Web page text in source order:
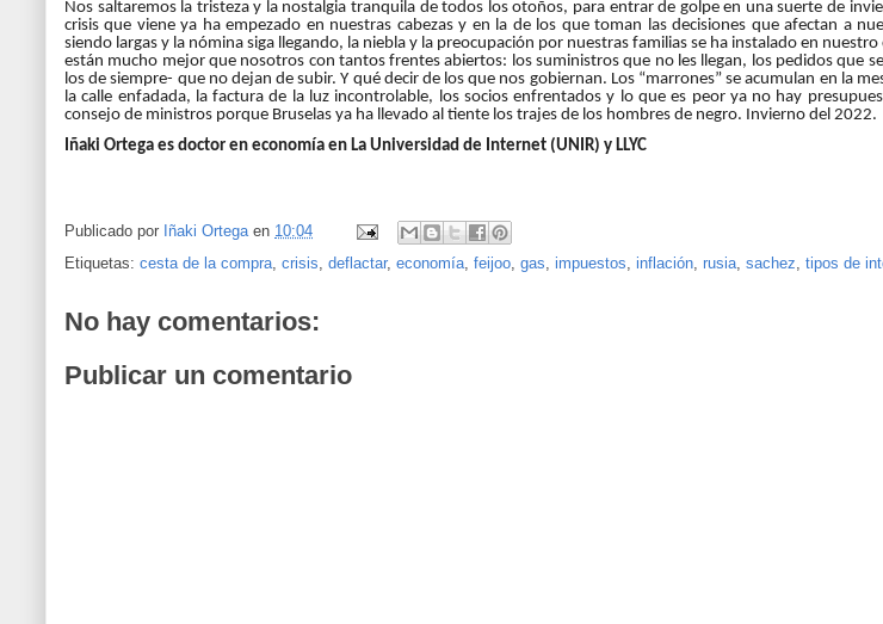
Nos saltaremos la tristeza y la nostalgia tranquila de todos los otoños, para entrar de golpe en una suerte de
crisis que viene ya ha empezado en nuestras cabezas y en la de los que toman las decisiones que afectan a
siendo largas y la nómina siga llegando, la niebla y la preocupación por nuestras familias se ha instalado en
están mucho mejor que nosotros con tantos frentes abiertos: los suministros que no les llegan, los pedidos que
los de siempre- que no dejan de subir. Y qué decir de los que nos gobiernan. Los “marrones” se acumulan en la
la calle enfadada, la factura de la luz incontrolable, los socios enfrentados y lo que es peor ya no hay
consejo de ministros porque Bruselas ya ha llevado al tiente los trajes de los hombres de negro. Invierno del 2022.
Iñaki Ortega es doctor en economía en La Universidad de Internet (UNIR) y LLYC
Publicado por Iñaki Ortega en 10:04
Etiquetas: cesta de la compra crisis deflactar, economía feijoo gas impuestos inflación rusia sachez tipos de
No hay comentarios:
Publicar un comentario